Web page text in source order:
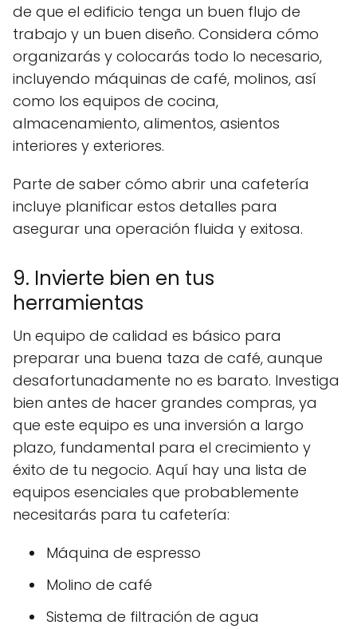
de que el edificio tenga un buen flujo de
trabajo y un buen diseño. Considera cómo
organizarás y colocarás todo lo necesario,
incluyendo máquinas de café, molinos, así
como los equipos de cocina,
almacenamiento, alimentos, asientos
interiores y exteriores.
Parte de saber cómo abrir una cafetería
incluye planificar estos detalles para
asegurar una operación fluida y exitosa.
9. Invierte bien en tus
herramientas
Un equipo de calidad es básico para
preparar una buena taza de café, aunque
desafortunadamente no es barato. Investiga
bien antes de hacer grandes compras, ya
que este equipo es una inversión a largo
plazo, fundamental para el crecimiento y
éxito de tu negocio. Aquí hay una lista de
equipos esenciales que probablemente
necesitarás para tu cafetería:
Máquina de espresso
Molino de café
Sistema de filtración de agua